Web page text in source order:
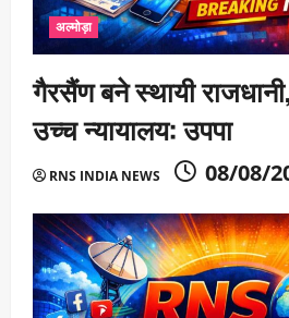
अल्मोड़ा
गैरसैंण बने स्थायी
उच्च न्यायालय: उपपा
RNS INDIA NEWS 08/08/